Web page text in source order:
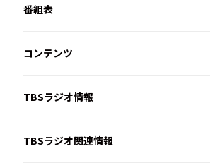
番組表
コンテンツ
TBSラジオ情報
TBSラジオ関連情報